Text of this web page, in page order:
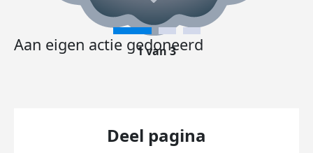
Aan eigen actie gedoneerd
1 van 3
Deel pagina